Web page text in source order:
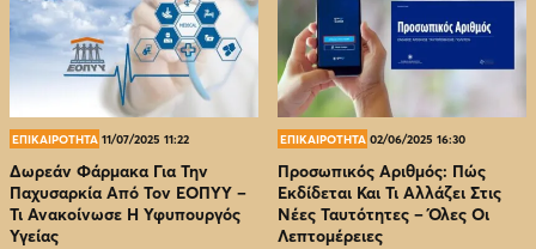
ΕΠΙΚΑΙΡΟΤΗΤΑ 11/07/2025 11:22
Δωρεάν Φάρμακα Για Την
Παχυσαρκία Από Τον EOΠΥΥ –
Τι Ανακοίνωσε Η Υφυπουργός
Υγείας
ΕΠΙΚΑΙΡΟΤΗΤΑ 02/06/2025 16:30
Προσωπικός Αριθμός: Πώς
Εκδίδεται Και Τι Αλλάζει Στις
Νέες Ταυτότητες – Όλες Οι
Λεπτομέρειες